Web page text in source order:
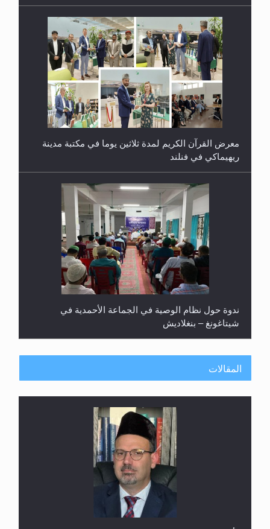
معرض القرآن الكريم لمدة ثلاثين يوما في مكتبة مدينة
ريهيماكي في فنلند
ندوة حول نظام الوصية في الجماعة الأحمدية في
شيتاغونغ – بنغلاديش
اليوم الوطني الرياضي لمجلس أنصار الله في هولندا
المقالات